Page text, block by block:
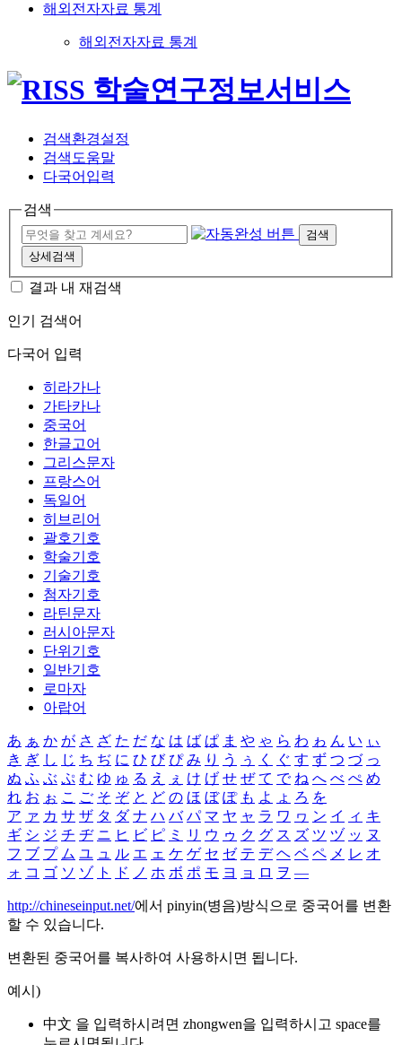
해외전자자료 통계
해외전자자료 통계
검색환경설정
검색도움말
다국어입력
검색
검색
상세검색
결과 내 재검색
인기 검색어
다국어 입력
히라가나
가타카나
중국어
한글고어
그리스문자
프랑스어
독일어
히브리어
괄호기호
학술기호
기술기호
첨자기호
라틴문자
러시아문자
단위기호
일반기호
로마자
아랍어
あ ぁ か が さ ざ た だ な は ば ぱ ま や ゃ ら わ ゎ ん い ぃ
き ぎ し じ ち ぢ に ひ び ぴ み り う ぅ く ぐ す ず つ づ っ
ぬ ふ ぶ ぷ む ゆ ゅ る え ぇ け げ せ ぜ て で ね へ べ ぺ め
れ お ぉ こ ご そ ぞ と ど の ほ ぼ ぽ も よ ょ ろ を
ア ァ カ サ ザ タ ダ ナ ハ バ パ マ ヤ ャ ラ ワ ヮ ン イ ィ キ
ギ シ ジ チ ヂ ニ ヒ ビ ピ ミ リ ウ ゥ ク グ ス ズ ツ ヅ ッ ヌ
フ ブ プ ム ユ ュ ル エ ェ ケ ゲ セ ゼ テ デ ヘ ベ ペ メ レ オ
ォ コ ゴ ソ ゾ ト ド ノ ホ ボ ポ モ ヨ ョ ロ ヲ ―
http://chineseinput.net/에서 pinyin(병음)방식으로 중국어를 변환
할 수 있습니다.
변환된 중국어를 복사하여 사용하시면 됩니다.
예시)
中文 을 입력하시려면 zhongwen을 입력하시고 space를